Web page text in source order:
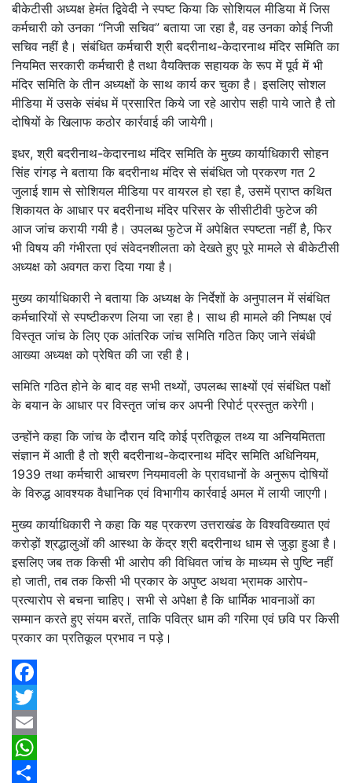
बीकेटीसी अध्यक्ष हेमंत द्विवेदी ने स्पष्ट किया कि सोशियल मीडिया में जिस
कर्मचारी को उनका “निजी सचिव” बताया जा रहा है, वह उनका कोई निजी
सचिव नहीं है। संबंधित कर्मचारी श्री बदरीनाथ-केदारनाथ मंदिर समिति का
नियमित सरकारी कर्मचारी है तथा वैयक्तिक सहायक के रूप में पूर्व में भी
मंदिर समिति के तीन अध्यक्षों के साथ कार्य कर चुका है। इसलिए सोशल
मीडिया में उसके संबंध में प्रसारित किये जा रहे आरोप सही पाये जाते है तो
दोषियों के खिलाफ कठोर कार्रवाई की जायेगी।
इधर, श्री बदरीनाथ-केदारनाथ मंदिर समिति के मुख्य कार्याधिकारी सोहन
सिंह रांगड़ ने बताया कि बदरीनाथ मंदिर से संबंधित जो प्रकरण गत 2
जुलाई शाम से सोशियल मीडिया पर वायरल हो रहा है, उसमें प्राप्त कथित
शिकायत के आधार पर बदरीनाथ मंदिर परिसर के सीसीटीवी फुटेज की
आज जांच करायी गयी है। उपलब्ध फुटेज में अपेक्षित स्पष्टता नहीं है, फिर
भी विषय की गंभीरता एवं संवेदनशीलता को देखते हुए पूरे मामले से बीकेटीसी
अध्यक्ष को अवगत करा दिया गया है।
मुख्य कार्याधिकारी ने बताया कि अध्यक्ष के निर्देशों के अनुपालन में संबंधित
कर्मचारियों से स्पष्टीकरण लिया जा रहा है। साथ ही मामले की निष्पक्ष एवं
विस्तृत जांच के लिए एक आंतरिक जांच समिति गठित किए जाने संबंधी
आख्या अध्यक्ष को प्रेषित की जा रही है।
समिति गठित होने के बाद वह सभी तथ्यों, उपलब्ध साक्ष्यों एवं संबंधित पक्षों
के बयान के आधार पर विस्तृत जांच कर अपनी रिपोर्ट प्रस्तुत करेगी।
उन्होंने कहा कि जांच के दौरान यदि कोई प्रतिकूल तथ्य या अनियमितता
संज्ञान में आती है तो श्री बदरीनाथ-केदारनाथ मंदिर समिति अधिनियम,
1939 तथा कर्मचारी आचरण नियमावली के प्रावधानों के अनुरूप दोषियों
के विरुद्ध आवश्यक वैधानिक एवं विभागीय कार्रवाई अमल में लायी जाएगी।
मुख्य कार्याधिकारी ने कहा कि यह प्रकरण उत्तराखंड के विश्वविख्यात एवं
करोड़ों श्रद्धालुओं की आस्था के केंद्र श्री बदरीनाथ धाम से जुड़ा हुआ है।
इसलिए जब तक किसी भी आरोप की विधिवत जांच के माध्यम से पुष्टि नहीं
हो जाती, तब तक किसी भी प्रकार के अपुष्ट अथवा भ्रामक आरोप-
प्रत्यारोप से बचना चाहिए। सभी से अपेक्षा है कि धार्मिक भावनाओं का
सम्मान करते हुए संयम बरतें, ताकि पवित्र धाम की गरिमा एवं छवि पर किसी
प्रकार का प्रतिकूल प्रभाव न पड़े।
Facebook
Twitter
Email
WhatsApp